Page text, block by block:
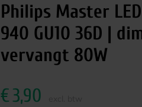
Philips Master
940 GU10 36D |
vervangt 80W
€3,90